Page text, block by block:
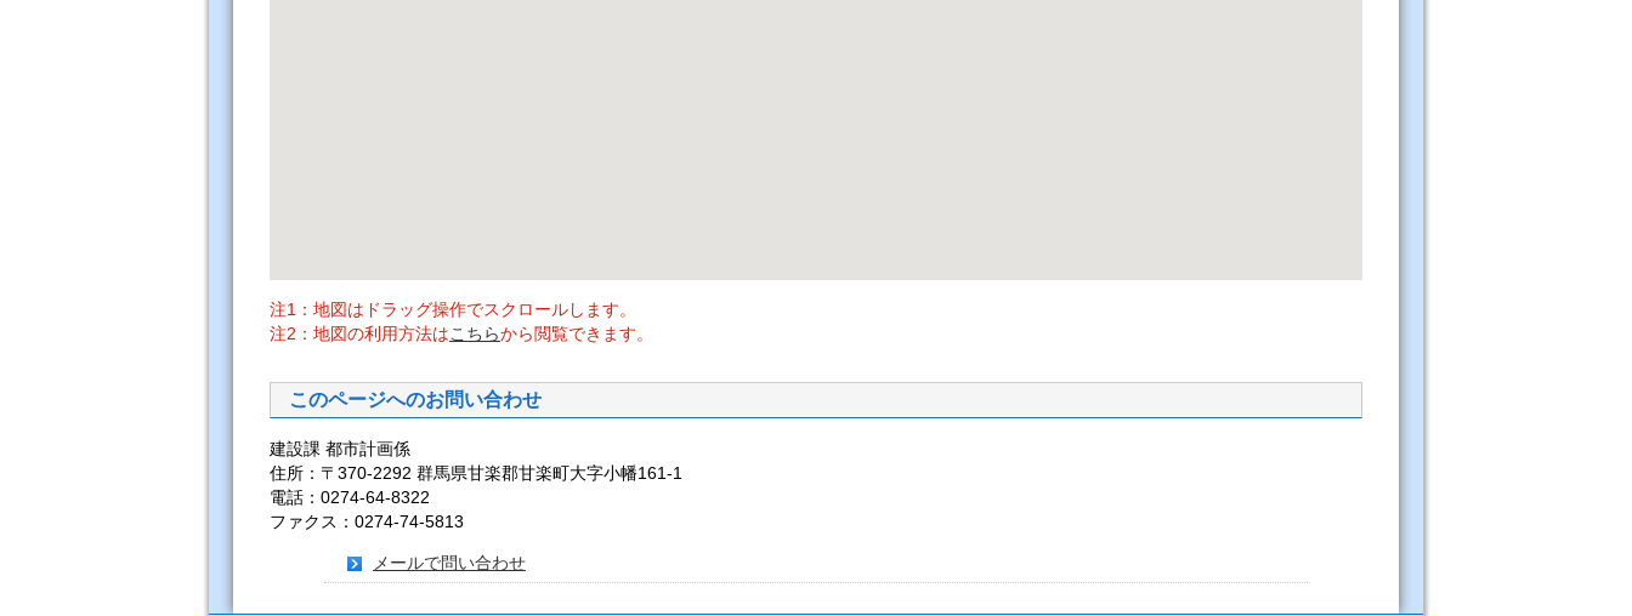
注1：地図はドラッグ操作でスクロールします。
注2：地図の利用方法はこちらから閲覧できます。
このページへのお問い合わせ
建設課 都市計画係
住所：〒370-2292 群馬県甘楽郡甘楽町大字小幡161-1
電話：0274-64-8322
ファクス：0274-74-5813
メールで問い合わせ